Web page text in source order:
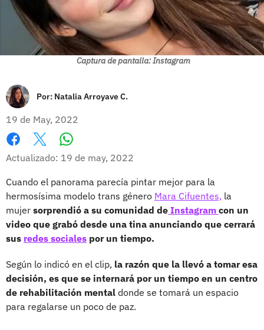
Captura de pantalla: Instagram
Por: Natalia Arroyave C.
19 de May, 2022
Facebook
X
Actualizado: 19 de may, 2022
Cuando el panorama parecía pintar mejor para la
hermosísima modelo trans género Mara Cifuentes, la
mujer sorprendió a su comunidad de Instagram con un
video que grabó desde una tina anunciando que cerrará
sus redes sociales por un tiempo.
Según lo indicó en el clip, la razón que la llevó a tomar esa
decisión, es que se internará por un tiempo en un centro
de rehabilitación mental donde se tomará un espacio
para regalarse un poco de paz.